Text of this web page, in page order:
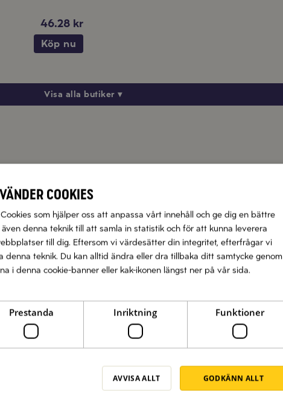
46.28 kr
Köp nu
Visa alla butiker ▾
Salamino Peperoni
Köp produkt
cookies
som hjälper oss att anpassa vårt innehåll och ge dig en bättre
denna teknik till att samla in statistik och för att kunna leverera
till dig. Eftersom vi värdesätter din integritet, efterfrågar vi
teknik. Du kan alltid ändra eller dra tillbaka ditt samtycke genom
i denna cookie-banner eller kak-ikonen längst ner på vår sida.
Prestanda Inriktning Funktioner
GODKÄNN ALLT
AVVISA ALLT